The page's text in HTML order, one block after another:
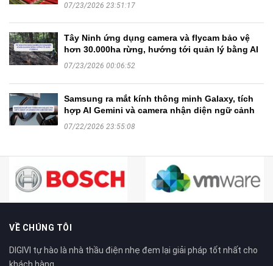
07/23/2026 23:51:17
Tây Ninh ứng dụng camera và flycam bảo vệ
hơn 30.000ha rừng, hướng tới quản lý bằng AI
07/23/2026 00:06:52
Samsung ra mắt kính thông minh Galaxy, tích
hợp AI Gemini và camera nhận diện ngữ cảnh
07/22/2026 23:55:08
VỀ CHÚNG TÔI
DIGIVI tự hào là nhà thầu điện nhẹ đem lại giải pháp tốt nhất cho